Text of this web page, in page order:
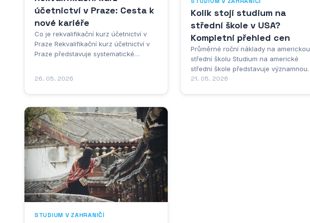
účetnictví v Praze: Cesta k
nové kariéře
Co je rekvalifikační kurz účetnictví v
Praze Rekvalifikační kurz účetnictví v
Praze představuje systematické
Tyto kurzy jsou koncipovány tak, aby
o účetních...
26. 05. 2026
Kolik stojí studium na
střední škole v USA?
Kompletní přehled cen
Průměrné roční náklady na americkou
střední školu Studium na americké
střední škole představuje významnou
finanční investici pro rodiny, které
21. 05. 2026
STUDIUM V ZAHRANIČÍ